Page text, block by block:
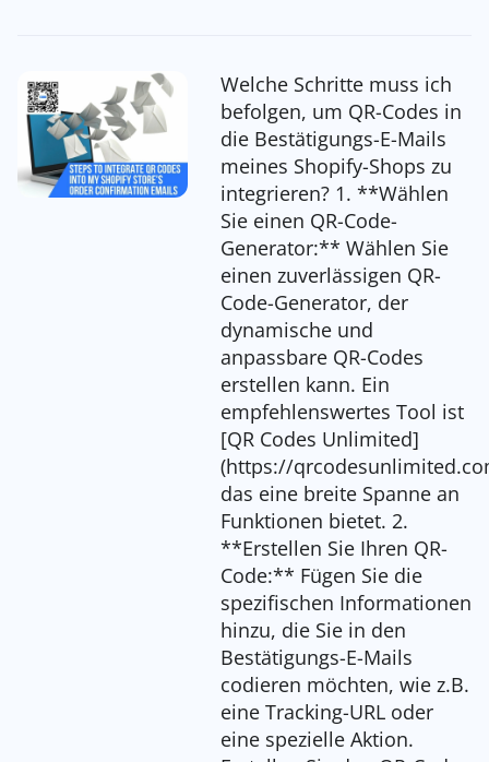
Welche Schritte muss ich
befolgen, um QR-Codes in
die Bestätigungs-E-Mails
meines Shopify-Shops zu
integrieren? 1. **Wählen
Sie einen QR-Code-
Generator:** Wählen Sie
einen zuverlässigen QR-
Code-Generator, der
dynamische und
anpassbare QR-Codes
erstellen kann. Ein
empfehlenswertes Tool ist
[QR Codes Unlimited]
(https://
das eine breite Spanne an
Funktionen bietet. 2.
**Erstellen Sie Ihren QR-
Code:** Fügen Sie die
spezifischen Informationen
hinzu, die Sie in den
Bestätigungs-E-Mails
codieren möchten, wie z.B.
eine Tracking-URL oder
eine spezielle Aktion.